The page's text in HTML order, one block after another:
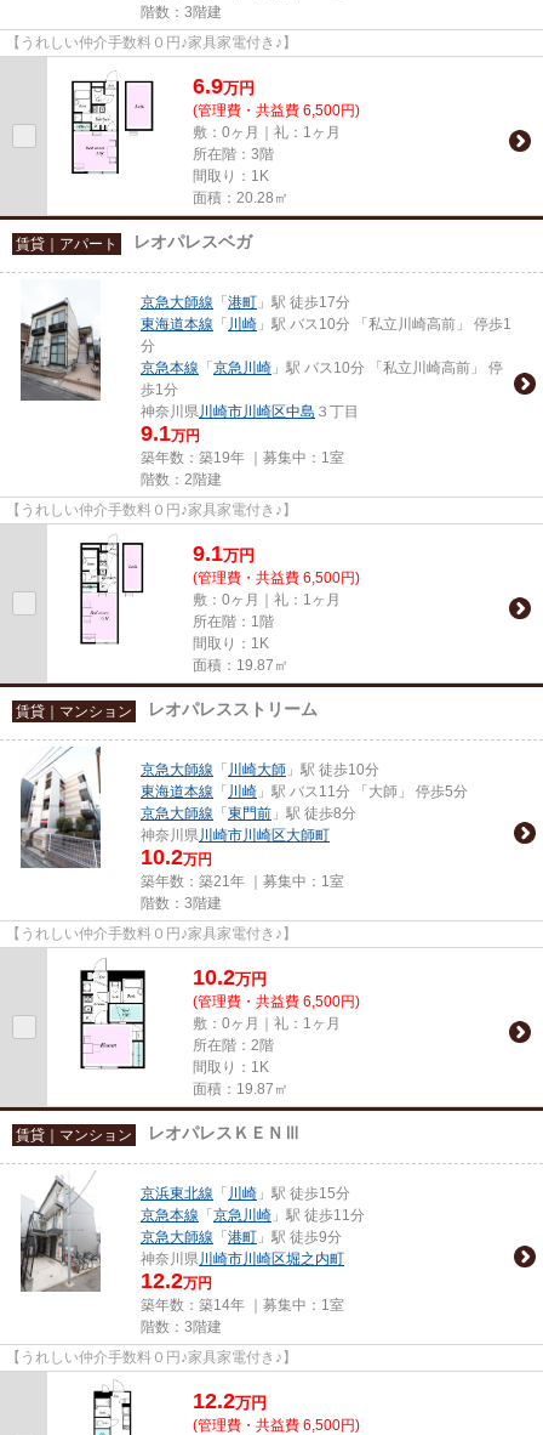
階数：3階建
【うれしい仲介手数料０円♪家具家電付き♪】
6.9万円
(管理費・共益費 6,500円)
敷：0ヶ月｜礼：1ヶ月
所在階：3階
間取り：1K
面積：20.28㎡
賃貸｜アパート レオパレスベガ
京急大師線 「 港町 」駅 徒歩17分
東海道本線 「 川崎 」駅 バス10分 「私立川崎高前」 停歩1
分
京急本線 「 京急川崎 」駅 バス10分 「私立川崎高前」 停
歩1分
神奈川県川崎市川崎区中島 ３丁目
9.1万円
築年数：築19年 ｜募集中： 1室
階数：2階建
【うれしい仲介手数料０円♪家具家電付き♪】
9.1万円
(管理費・共益費 6,500円)
敷：0ヶ月｜礼：1ヶ月
所在階：1階
間取り：1K
面積：19.87㎡
賃貸｜マンション レオパレスストリーム
京急大師線 「 川崎大師 」駅 徒歩10分
東海道本線 「 川崎 」駅 バス11分 「大師」 停歩5分
京急大師線 「 東門前 」駅 徒歩8分
神奈川県川崎市川崎区大師町
10.2万円
築年数：築21年 ｜募集中： 1室
階数：3階建
【うれしい仲介手数料０円♪家具家電付き♪】
10.2万円
(管理費・共益費 6,500円)
敷：0ヶ月｜礼：1ヶ月
所在階：2階
間取り：1K
面積：19.87㎡
賃貸｜マンション レオパレスＫＥＮⅢ
京浜東北線 「 川崎 」駅 徒歩15分
京急本線 「 京急川崎 」駅 徒歩11分
京急大師線 「 港町 」駅 徒歩9分
神奈川県川崎市川崎区堀之内町
12.2万円
築年数：築14年 ｜募集中： 1室
階数：3階建
【うれしい仲介手数料０円♪家具家電付き♪】
12.2万円
(管理費・共益費 6,500円)